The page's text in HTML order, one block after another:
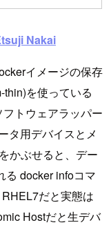
Nakai
イメージの保存
thin)を使っている
トウェアラッパー
タ用デバイスとメ
かぶせると、デー
る docker infoコマ
だと実態は
Hostだと生デバ